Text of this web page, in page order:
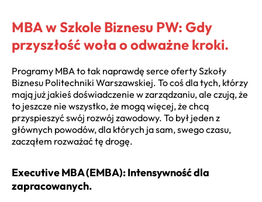
MBA w Szkole Biznesu PW: Gdy
przyszłość woła o odważne kroki.
Programy MBA to tak naprawdę serce oferty Szkoły
Biznesu Politechniki Warszawskiej. To coś dla tych, którzy
mają już jakieś doświadczenie w zarządzaniu, ale czują, że
to jeszcze nie wszystko, że mogą więcej, że chcą
przyspieszyć swój rozwój zawodowy. To był jeden z
głównych powodów, dla których ja sam, swego czasu,
zacząłem rozważać tę drogę.
Executive MBA (EMBA): Intensywność dla
zapracowanych.